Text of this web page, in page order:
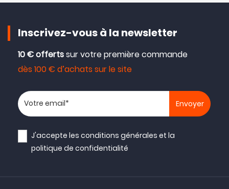
Inscrivez-vous à la newsletter
10 € offertssur votre première commande
dès 100 € d’achats sur le site
Votre adresse email
J'accepte lesconditions générales et la
politique de confidentialité